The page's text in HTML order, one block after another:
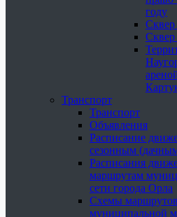
году
Сквер
Транспорт
Транспорт
Объявления
Расписание
сезонным
Расписания
маршрутам
сети города Орла
Схемы маршрутов
муниципальной